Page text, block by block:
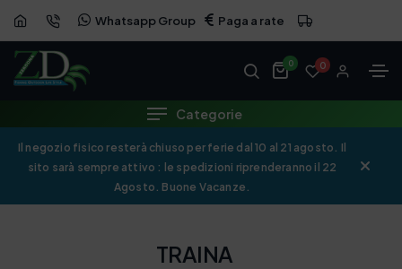
Whatsapp Group Paga a rate
0 0
Categorie
Il negozio fisico resterà chiuso per ferie dal 10 al 21 agosto. Il
sito sarà sempre attivo : le spedizioni riprenderanno il 22
Agosto. Buone Vacanze.
TRAINA